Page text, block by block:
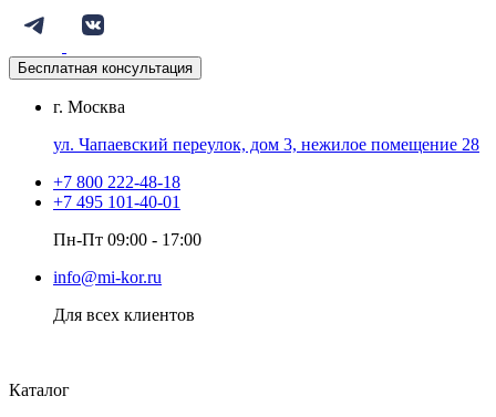
Бесплатная консультация
г. Москва
ул. Чапаевский переулок, дом 3, нежилое помещение 28
+7 800 222-48-18
+7 495 101-40-01
Пн-Пт 09:00 - 17:00
info@mi-kor.ru
Для всех клиентов
Каталог